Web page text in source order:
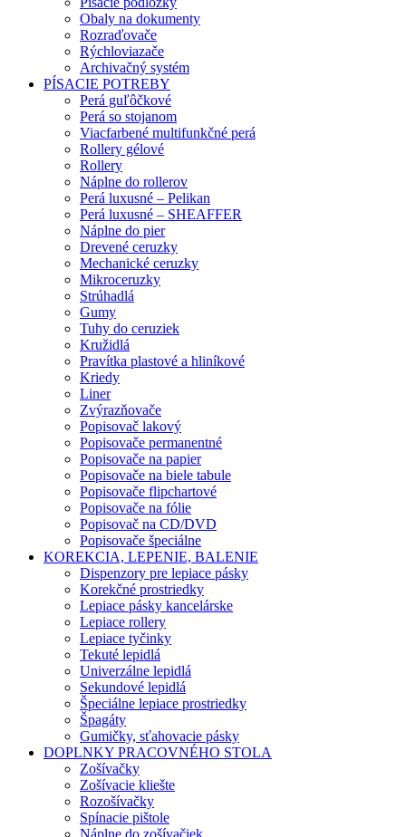
Obaly na dokumenty
Rozraďovače
Rýchloviazače
Archivačný systém
PÍSACIE POTREBY
Perá guľôčkové
Perá so stojanom
Viacfarbené multifunkčné perá
Rollery gélové
Rollery
Náplne do rollerov
Perá luxusné – Pelikan
Perá luxusné – SHEAFFER
Náplne do pier
Drevené ceruzky
Mechanické ceruzky
Mikroceruzky
Strúhadlá
Gumy
Tuhy do ceruziek
Kružidlá
Pravítka plastové a hliníkové
Kriedy
Liner
Zvýrazňovače
Popisovač lakový
Popisovače permanentné
Popisovače na papier
Popisovače na biele tabule
Popisovače flipchartové
Popisovače na fólie
Popisovač na CD/DVD
Popisovače špeciálne
KOREKCIA, LEPENIE, BALENIE
Dispenzory pre lepiace pásky
Korekčné prostriedky
Lepiace pásky kancelárske
Lepiace rollery
Lepiace tyčinky
Tekuté lepidlá
Univerzálne lepidlá
Sekundové lepidlá
Špeciálne lepiace prostriedky
Špagáty
Gumičky, sťahovacie pásky
DOPLNKY PRACOVNÉHO STOLA
Zošívačky
Zošívacie kliešte
Rozošívačky
Spínacie pištole
Náplne do zošívačiek